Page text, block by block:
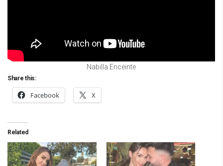
Nabilla Enceinte
Share this:
Facebook X
Related